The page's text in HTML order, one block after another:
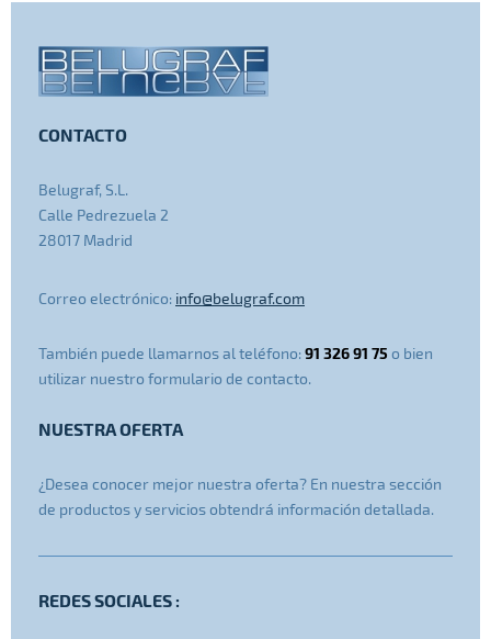
CONTACTO
Belugraf, S.L.
Calle Pedrezuela 2
28017 Madrid
Correo electrónico: info@belugraf.com
También puede llamarnos al teléfono:91 326 91 75 o bien
utilizar nuestro formulario de contacto.
NUESTRA OFERTA
¿Desea conocer mejor nuestra oferta? En nuestra sección
de productos y servicios obtendrá información detallada.
REDES SOCIALES :